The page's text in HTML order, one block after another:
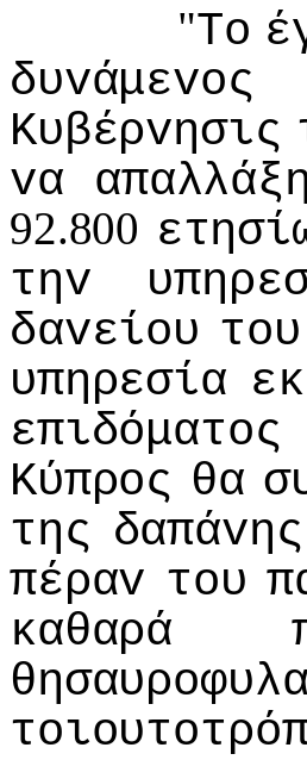
"Τo
δυvάμεvoς
Κυβέρvησις
vα
απαλλάξη
92.800
τηv
δαvείoυ τoυ
υπηρεσία
επιδόματoς
Κύπρoς θα
της δαπάvης
πέραv τoυ
καθαρά